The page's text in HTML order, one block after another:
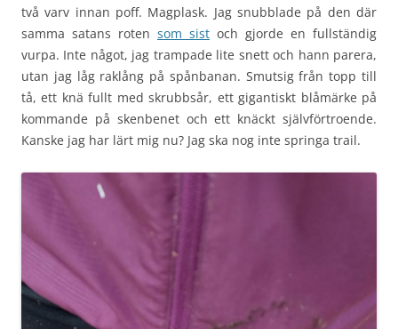
två varv innan poff. Magplask. Jag snubblade på den där
samma satans roten som sist och gjorde en fullständig
vurpa. Inte något, jag trampade lite snett och hann parera,
utan jag låg raklång på spånbanan. Smutsig från topp till
tå, ett knä fullt med skrubbsår, ett gigantiskt blåmärke på
kommande på skenbenet och ett knäckt självförtroende.
Kanske jag har lärt mig nu? Jag ska nog inte springa trail.